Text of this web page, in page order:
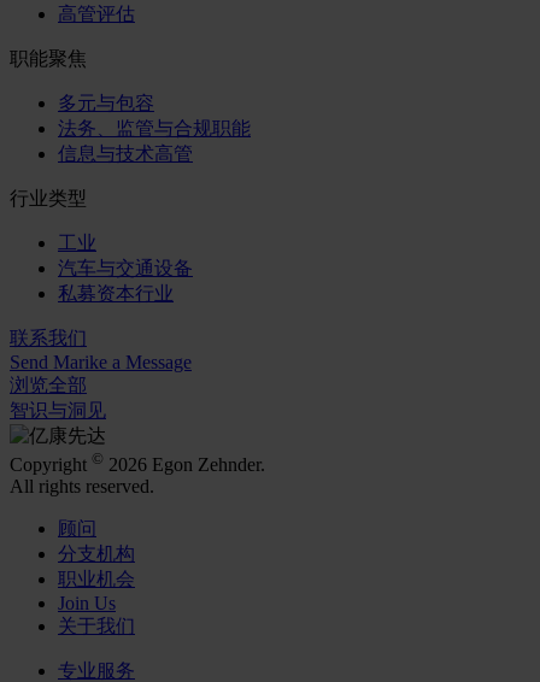
高管评估
职能聚焦
多元与包容
法务、监管与合规职能
信息与技术高管
行业类型
工业
汽车与交通设备
私募资本行业
联系我们
Send Marike a Message
浏览全部
智识与洞见
Copyright © 2026 Egon Zehnder.
All rights reserved.
顾问
分支机构
职业机会
Join Us
关于我们
专业服务